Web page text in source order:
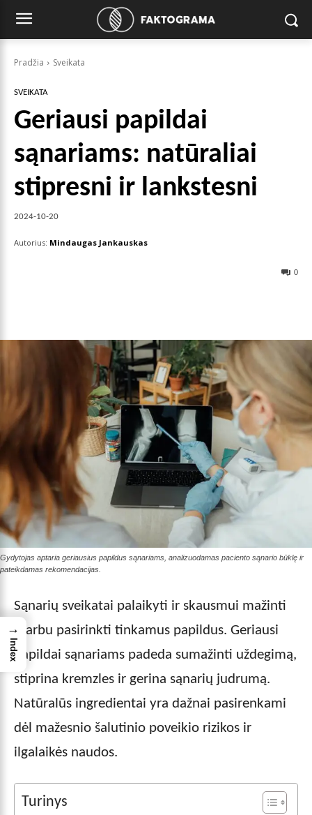
Pradžia Sveikata
SVEIKATA
Geriausi papildai
sąnariams: natūraliai
stipresni ir lankstesni
2024-10-20
Autorius: Mindaugas Jankauskas
0
Gydytojas aptaria geriausius papildus sąnariams, analizuodamas paciento sąnario būklę ir
pateikdamas rekomendacijas.
Sąnarių sveikatai palaikyti ir skausmui mažinti
svarbu pasirinkti tinkamus papildus. Geriausi
papildai sąnariams padeda sumažinti uždegimą,
stiprina kremzles ir gerina sąnarių judrumą.
Natūralūs ingredientai yra dažnai pasirenkami
dėl mažesnio šalutinio poveikio rizikos ir
ilgalaikės naudos.
Turinys
→
Index